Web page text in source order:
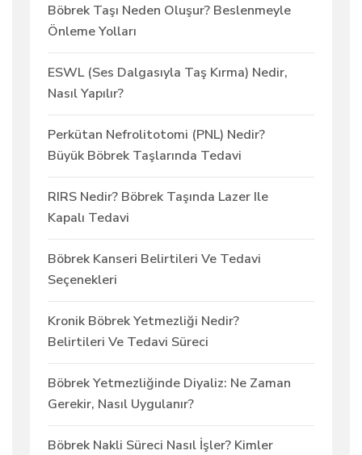
Böbrek Taşı Neden Oluşur? Beslenmeyle
Önleme Yolları
ESWL (Ses Dalgasıyla Taş Kırma) Nedir,
Nasıl Yapılır?
Perkütan Nefrolitotomi (PNL) Nedir?
Büyük Böbrek Taşlarında Tedavi
RIRS Nedir? Böbrek Taşında Lazer Ile
Kapalı Tedavi
Böbrek Kanseri Belirtileri Ve Tedavi
Seçenekleri
Kronik Böbrek Yetmezliği Nedir?
Belirtileri Ve Tedavi Süreci
Böbrek Yetmezliğinde Diyaliz: Ne Zaman
Gerekir, Nasıl Uygulanır?
Böbrek Nakli Süreci Nasıl İşler? Kimler